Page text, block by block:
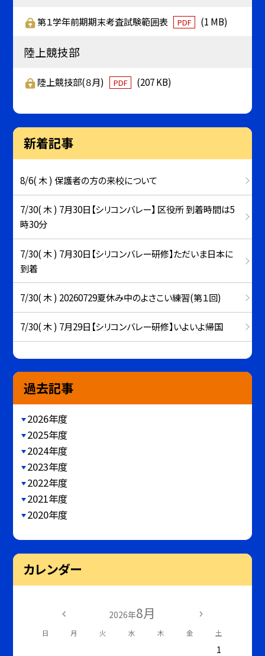
第１学年前期期末考査試験範囲表 PDF (1 MB)
陸上競技部
陸上競技部(８月) PDF (207 KB)
新着記事
8/6( 木 ) 保護者の方の来校について
7/30( 木 ) 7月30日【シリコンバレー】 区役所 到着時間は5
時30分
7/30( 木 ) 7月30日【シリコンバレー研修】ただいま日本に
到着
7/30( 木 ) 20260729夏休み中のよさこい練習(第１回)
7/30( 木 ) 7月29日【シリコンバレー研修】いよいよ帰国
過去記事
2026年度
2025年度
2024年度
2023年度
2022年度
2021年度
2020年度
カレンダー
2026年8月
日 月 火 水 木 金 土
1